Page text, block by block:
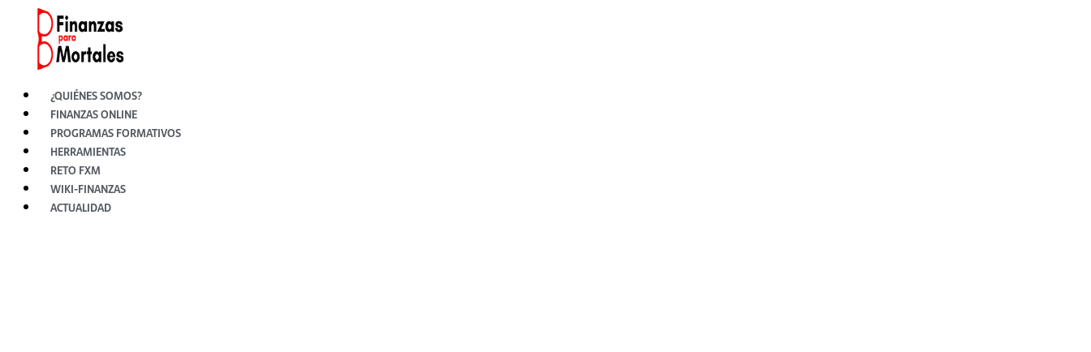
contenido
¿QUIÉNES SOMOS?
FINANZAS ONLINE
PROGRAMAS FORMATIVOS
HERRAMIENTAS
RETO FXM
WIKI-FINANZAS
ACTUALIDAD